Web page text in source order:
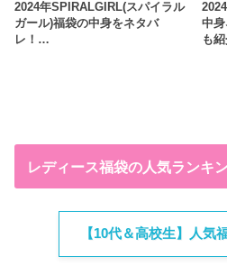
2024年SPIRALGIRL(スパイラル
ガール)福袋の中身をネタバ
レ！…
中
も
レディース福袋の人気ランキ
【10代＆高校生】人気